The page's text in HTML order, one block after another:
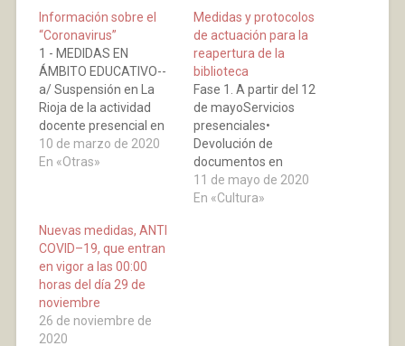
Información sobre el
“Coronavirus”
1 - MEDIDAS EN
ÁMBITO EDUCATIVO--
a/ Suspensión en La
Rioja de la actividad
docente presencial en
todos los niveles
educativos
Primaria e Infantil,
Guarderías, Formación
Profesional y otros)
durante 15 días.--b/
Suspensión de
actividades
complementarias
10 de marzo de 2020
En «Otras»
Medidas y protocolos
de actuación para la
reapertura de la
biblioteca
Fase 1. A partir del 12
de mayoServicios
presenciales•
Devolución de
documentos en
préstamo domiciliario.•
Préstamo de
11 de mayo de 2020
En «Cultura»
Nuevas medidas, ANTI
COVID–19, que entran
en vigor a las 00:00
horas del día 29 de
noviembre
26 de noviembre de
2020